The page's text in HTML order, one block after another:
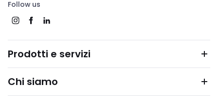
Follow us
Prodotti e servizi
Chi siamo